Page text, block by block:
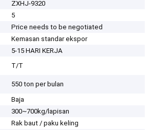
ZXHJ-9320
5
Price needs to be negotiated
Kemasan standar ekspor
5-15 HARI KERJA
T/T
550 ton per bulan
Baja
300~700kg/lapisan
Rak baut / paku keling